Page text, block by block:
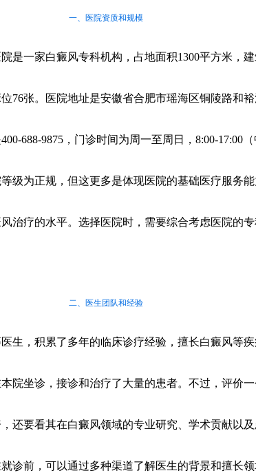
一、医院资质和规模
是一家白癜风专科机构，占地面积1300平方米，
76张。医院地址是安徽省合肥市瑶海区铜陵路和
688-9875，门诊时间为周一至周日，8:00-17:00
级为正规，但这更多是体现医院的基础医疗服务
治疗的水平。选择医院时，需要综合考虑医院的
二、医生团队和经验
生，积累了多年的临床诊疗经验，擅长白癜风等
院坐诊，接诊和治疗了大量的患者。不过，评价
还要看其在白癜风领域的专业研究、学术贡献以
诊前，可以通过多种渠道了解医生的背景和擅长